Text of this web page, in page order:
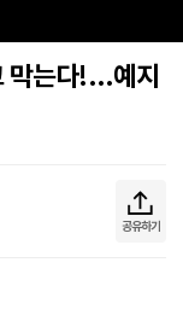
막는다!...예지
공유하기